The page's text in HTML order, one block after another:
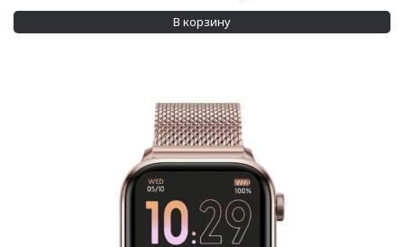
В корзину